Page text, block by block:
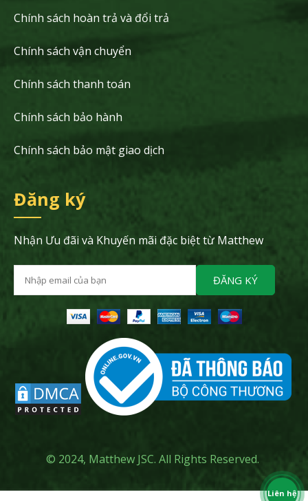
Chính sách hoàn trả và đổi trả
Chính sách vận chuyển
Chính sách thanh toán
Chính sách bảo hành
Chính sách bảo mật giao dịch
Đăng ký
Nhận Ưu đãi và Khuyến mãi đặc biệt từ Matthew
ĐĂNG KÝ
© 2024, Matthew JSC. All Rights Reserved.
Liên hệ